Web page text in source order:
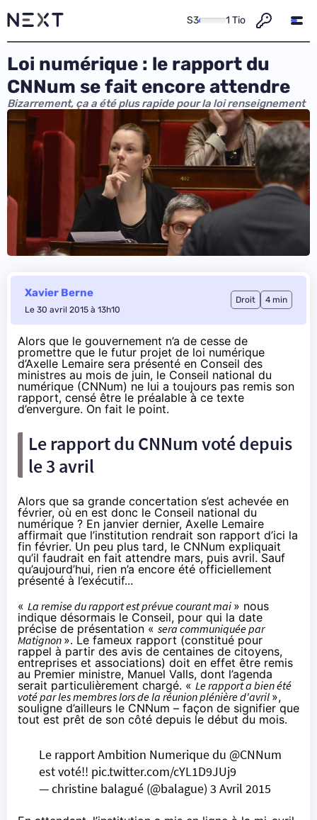
S3 1 Tio
Loi numérique : le rapport du
CNNum se fait encore attendre
Bizarrement, ça a été plus rapide pour la loi renseignement
Xavier Berne
Le 30 avril 2015 à 13h10
Droit 4 min
Alors que le gouvernement n’a de cesse de
promettre que le futur projet de loi numérique
d’Axelle Lemaire sera présenté en Conseil des
ministres au mois de juin, le Conseil national du
numérique (CNNum) ne lui a toujours pas remis son
rapport, censé être le préalable à ce texte
d’envergure. On fait le point.
Le rapport du CNNum voté depuis
le 3 avril
Alors que sa grande concertation s’est achevée en
février, où en est donc le Conseil national du
numérique ? En janvier dernier, Axelle Lemaire
affirmait que l’institution rendrait son rapport d’ici la
fin février. Un peu plus tard, le CNNum expliquait
qu’il faudrait en fait attendre mars, puis avril. Sauf
qu’aujourd’hui, rien n’a encore été officiellement
présenté à l’exécutif...
« La remise du rapport est prévue courant mai » nous
indique désormais le Conseil, pour qui la date
précise de présentation « sera communiquée par
Matignon ». Le fameux rapport (constitué pour
rappel à partir des avis de centaines de citoyens,
entreprises et associations) doit en effet être remis
au Premier ministre, Manuel Valls, dont l’agenda
serait particulièrement chargé. «Le rapport a bien été
voté par les membres lors de la réunion plénière d'avril »,
souligne d’ailleurs le CNNum – façon de signifier que
tout est prêt de son côté depuis le début du mois.
Le rapport Ambition Numerique du @CNNum
est voté!! pic.twitter.com/cYL1D9JUj9
— christine balagué (@balague) 3 Avril 2015